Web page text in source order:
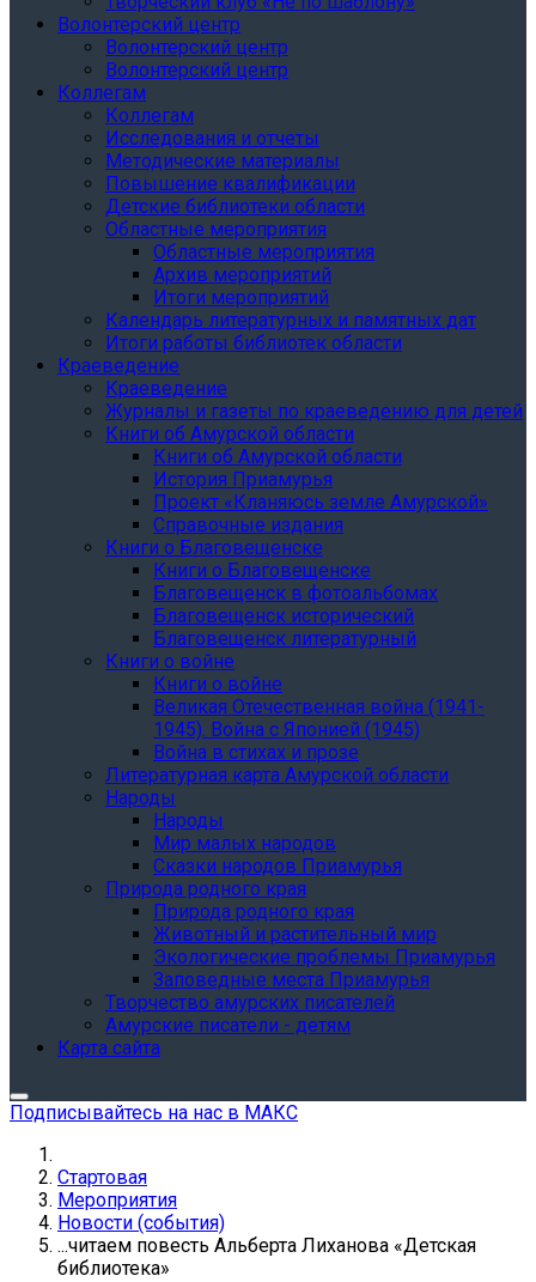
Волонтерский центр
Волонтерский центр
Волонтерский центр
Коллегам
Коллегам
Исследования и отчеты
Методические материалы
Повышение квалификации
Детские библиотеки области
Областные мероприятия
Областные мероприятия
Архив мероприятий
Итоги мероприятий
Календарь литературных и памятных дат
Итоги работы библиотек области
Краеведение
Краеведение
Журналы и газеты по краеведению для детей
Книги об Амурской области
Книги об Амурской области
История Приамурья
Проект «Кланяюсь земле Амурской»
Справочные издания
Книги о Благовещенске
Книги о Благовещенске
Благовещенск в фотоальбомах
Благовещенск исторический
Благовещенск литературный
Книги о войне
Книги о войне
Великая Отечественная война (1941-
1945). Война с Японией (1945)
Война в стихах и прозе
Литературная карта Амурской области
Народы
Народы
Мир малых народов
Сказки народов Приамурья
Природа родного края
Природа родного края
Животный и растительный мир
Экологические проблемы Приамурья
Заповедные места Приамурья
Творчество амурских писателей
Амурские писатели - детям
Карта сайта
Подписывайтесь на нас в МАКС
Стартовая
Мероприятия
Новости (события)
...читаем повесть Альберта Лиханова «Детская
библиотека»